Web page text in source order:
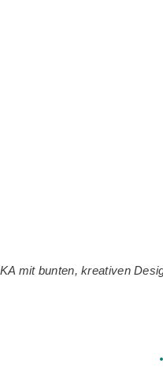
mit bunten, kreativen